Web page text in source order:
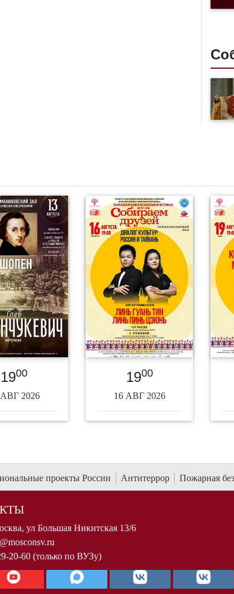
1900
2026
1900
16 АВГ 2026
проекты России Антитеррор Пожарная
ул Большая Никитская 13/6
20-60 (только по ВУЗу)